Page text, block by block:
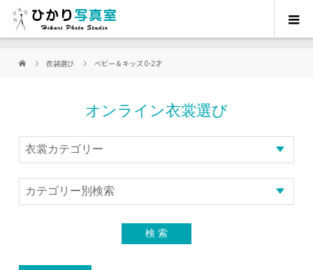
衣装選び ベビー＆キッズ 0-2才
オンライン衣裳選び